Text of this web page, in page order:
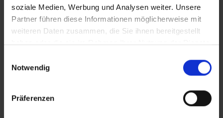
soziale Medien, Werbung und Analysen weiter. Unsere
Partner führen diese Informationen möglicherweise mit
weiteren Daten zusammen, die Sie ihnen bereitgestellt
haben oder die sie im Rahmen Ihrer Nutzung der Dienste
Notwendig
Präferenzen
Spanien – San Agustin